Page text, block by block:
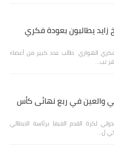
زايد يطالبون بعودة فكري
فكري الهواري طالب عدد كبير من أعضاء
نب…
والعين في ربع نهائى كأس
لكرة القدم الفيفا برئاسة الايطالي
ل…